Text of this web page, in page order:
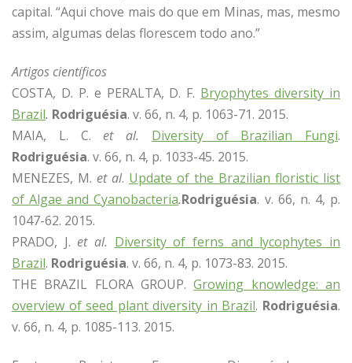
capital. “Aqui chove mais do que em Minas, mas, mesmo
assim, algumas delas florescem todo ano.”
Artigos científicos
COSTA, D. P. e PERALTA, D. F. Bryophytes diversity in
Brazil. Rodriguésia. v. 66, n. 4, p. 1063-71. 2015.
MAIA, L. C.et al. Diversity of Brazilian Fungi.
Rodriguésia. v. 66, n. 4, p. 1033-45. 2015.
MENEZES, M. et al. Update of the Brazilian floristic list
of Algae and Cyanobacteria.Rodriguésia. v. 66, n. 4, p.
1047-62. 2015.
PRADO, J.et al. Diversity of ferns and lycophytes in
Brazil. Rodriguésia. v. 66, n. 4, p. 1073-83. 2015.
THE BRAZIL FLORA GROUP.Growing knowledge: an
overview of seed plant diversity in Brazil. Rodriguésia.
v. 66, n. 4, p. 1085-113. 2015.